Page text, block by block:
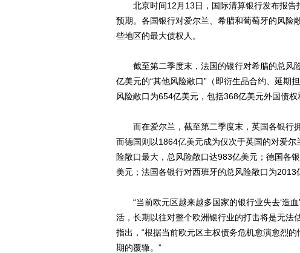
北京时间12月13日，国际清算银行发布报告
预期。各国银行对爱尔兰、希腊和葡萄牙的风
些地区的最大债权人。
截至第二季度末，法国的银行对希腊的总风
亿美元的“其他风险敞口”（即衍生品合约、延期
风险敞口为654亿美元，包括368亿美元外国债权
而在爱尔兰，截至第二季度末，英国各银行拥
而德国则以1864亿美元成为仅次于英国的对爱
险敞口最大，总风险敞口达983亿美元；德国各
美元；法国各银行对西班牙的总风险敞口为2013
“当前欧元区越来越多国家的银行业失去‘造血
活，长期以往对整个欧洲银行业的打击将是无法
指出，“根据当前欧元区主权债务危机愈演愈烈
期的覆辙。”